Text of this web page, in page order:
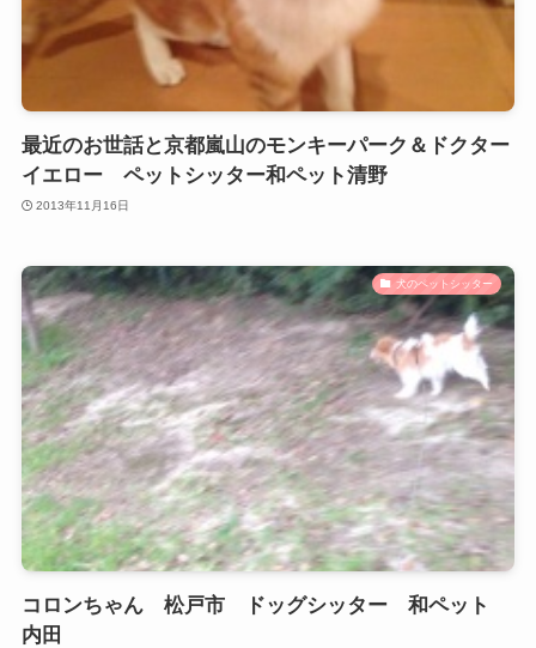
最近のお世話と京都嵐山のモンキーパーク＆ドクター
イエロー ペットシッター和ペット清野
2013年11月16日
犬のペットシッター
コロンちゃん 松戸市 ドッグシッター 和ペット
内田